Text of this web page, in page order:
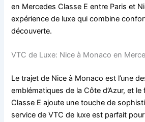
en Mercedes Classe E entre Paris et
expérience de luxe qui combine
découverte.
VTC de Luxe: Nice à Monaco en
Le trajet de Nice à Monaco est l’une
emblématiques de la Côte d’Azur, et
Classe E ajoute une touche de
service de VTC de luxe est parfait